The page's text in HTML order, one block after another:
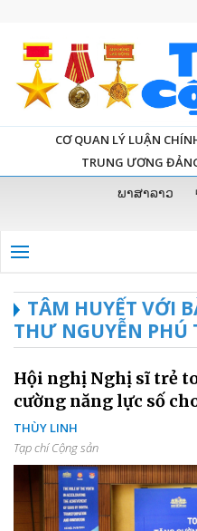
CƠ QUAN LÝ LUẬN
TRUNG ƯƠNG
ພາສາລາວ
TÂM HUYẾT VỚI
THƯ NGUYỄN PHÚ
Hội nghị Nghị sĩ trẻ
cường năng lực số
THÙY LINH
Tạp chí Cộng sản